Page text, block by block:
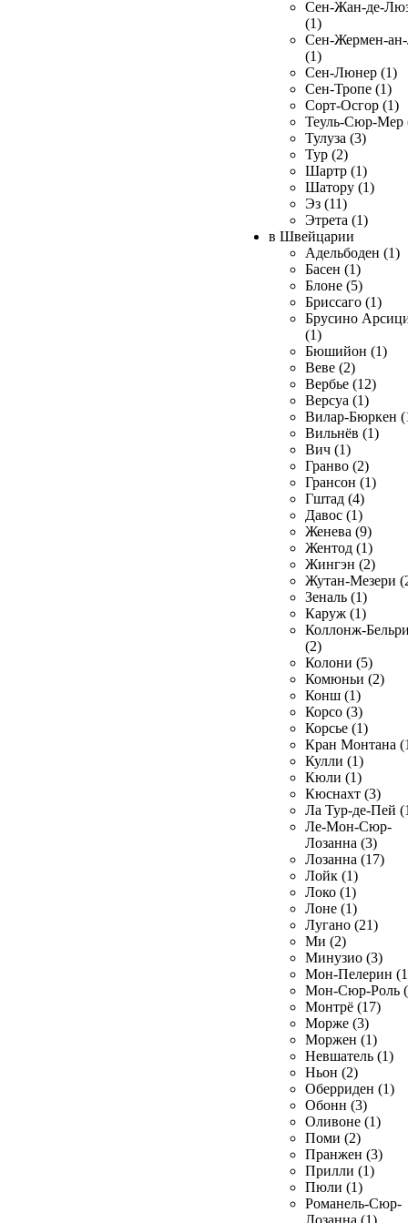
Сен-Жан-де-
(1)
Сен-Жермен-
(1)
Сен-Люнер (1)
Сен-Тропе (1)
Сорт-Осгор (1)
Теуль-Сюр-Мер
Тулуза (3)
Тур (2)
Шартр (1)
Шатору (1)
Эз (11)
Этрета (1)
в Швейцарии
Адельбоден (1)
Басен (1)
Блоне (5)
Бриссаго (1)
Брусино
(1)
Бюшийон (1)
Веве (2)
Вербье (12)
Версуа (1)
Вилар-Бюркен
Вильнёв (1)
Вич (1)
Гранво (2)
Грансон (1)
Гштад (4)
Давос (1)
Женева (9)
Жентод (1)
Жингэн (2)
Жутан-Мезери
Зеналь (1)
Каруж (1)
Коллонж-
(2)
Колони (5)
Комюньи (2)
Конш (1)
Корсо (3)
Корсье (1)
Кран Монтана
Кулли (1)
Кюли (1)
Кюснахт (3)
Ла Тур-де-Пей
Ле-Мон-Сюр-
Лозанна (3)
Лозанна (17)
Лойк (1)
Локо (1)
Лоне (1)
Лугано (21)
Ми (2)
Минузио (3)
Мон-Пелерин
Мон-Сюр-Роль
Монтрё (17)
Морже (3)
Моржен (1)
Невшатель (1)
Ньон (2)
Оберриден (1)
Обонн (3)
Оливоне (1)
Поми (2)
Пранжен (3)
Прилли (1)
Пюли (1)
Романель-Сюр-
Лозанна (1)